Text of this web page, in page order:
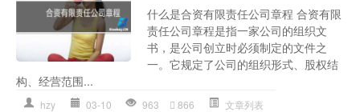
什么是合资有限责任公司章程 合资有限
责任公司章程是指一家公司的组织文
书，是公司创立时必须制定的文件之
一。它规定了公司的组织形式、股权结
构、经营范围...
hzy 03-10 963 866 文章列表